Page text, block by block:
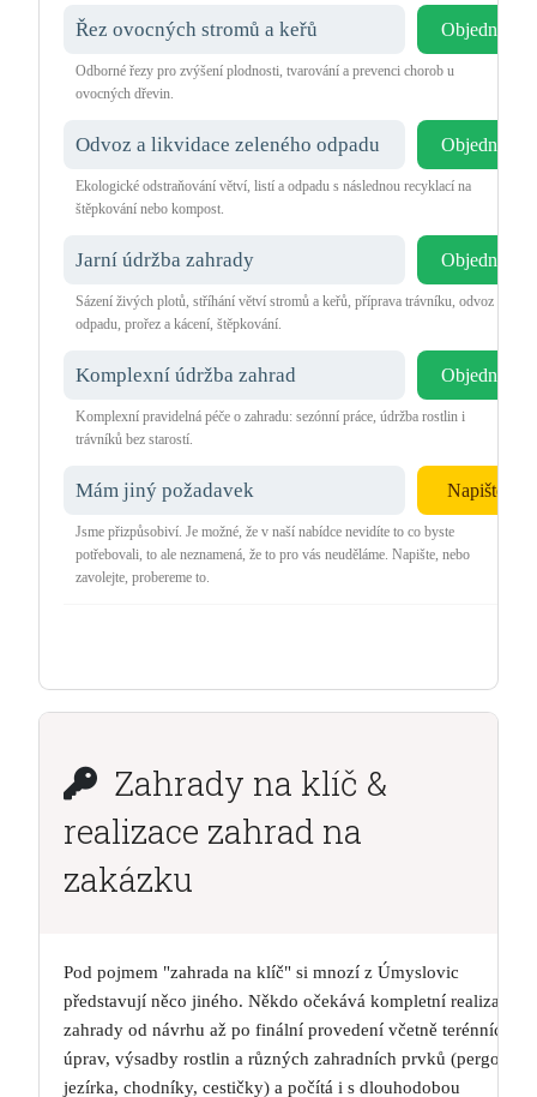
Řez ovocných stromů a keřů Objednat
Odborné řezy pro zvýšení plodnosti, tvarování a prevenci chorob u
ovocných dřevin.
Odvoz a likvidace zeleného odpadu Objednat
Ekologické odstraňování větví, listí a odpadu s následnou recyklací na
štěpkování nebo kompost.
Jarní údržba zahrady Objednat
Sázení živých plotů, stříhání větví stromů a keřů, příprava trávníku, odvoz
odpadu, prořez a kácení, štěpkování.
Komplexní údržba zahrad Objednat
Komplexní pravidelná péče o zahradu: sezónní práce, údržba rostlin i
trávníků bez starostí.
Mám jiný požadavek Napište
Jsme přizpůsobiví. Je možné, že v naší nabídce nevidíte to co byste
potřebovali, to ale neznamená, že to pro vás neuděláme. Napište, nebo
zavolejte, probereme to.
Zahrady na klíč &
realizace zahrad na
zakázku
Pod pojmem "zahrada na klíč" si mnozí z Úmyslovic
představují něco jiného. Někdo očekává kompletní realizaci
zahrady od návrhu až po finální provedení včetně terénních
úprav, výsadby rostlin a různých zahradních prvků (pergoly,
jezírka, chodníky, cestičky) a počítá i s dlouhodobou